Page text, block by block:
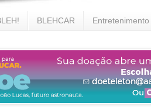
BLEHCAR Entretenimento